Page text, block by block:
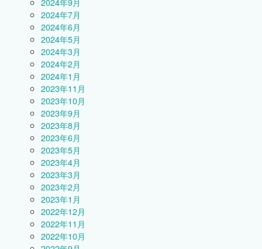
2024年7月
2024年6月
2024年5月
2024年3月
2024年2月
2024年1月
2023年11月
2023年10月
2023年9月
2023年8月
2023年6月
2023年5月
2023年4月
2023年3月
2023年2月
2023年1月
2022年12月
2022年11月
2022年10月